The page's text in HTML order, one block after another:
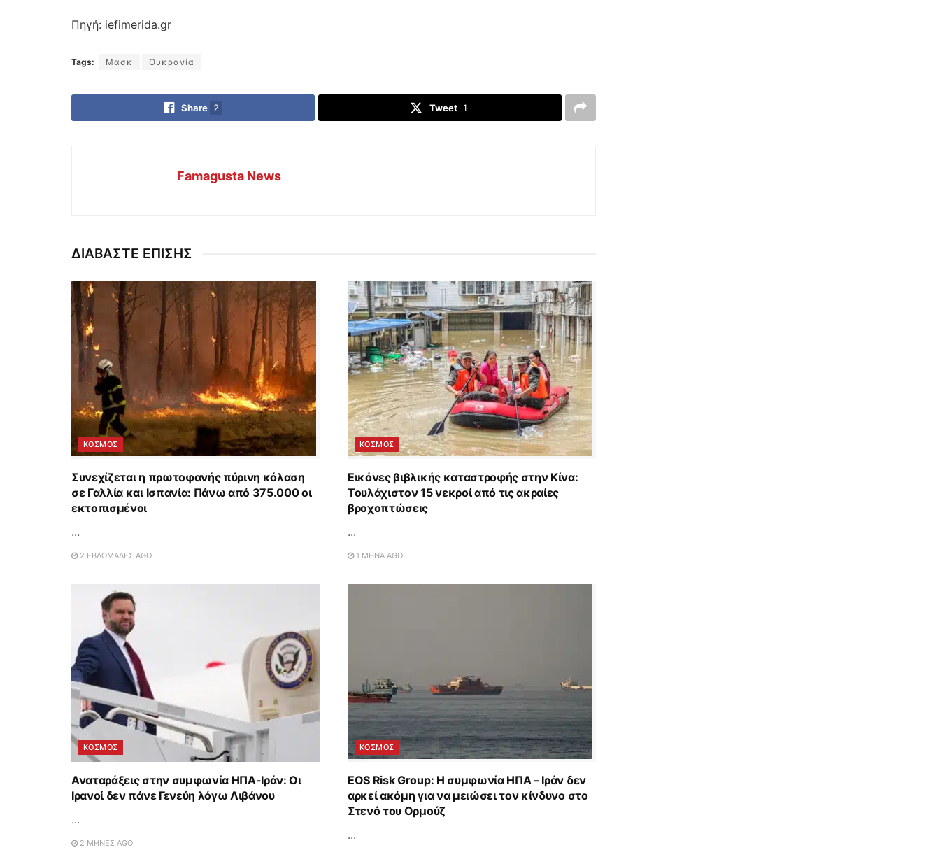
Πηγή: iefimerida.gr
Tags: Μασκ Ουκρανία
Share 2 Tweet 1
Famagusta News
ΔΙΑΒΑΣΤΕ ΕΠΙΣΗΣ
ΚΟΣΜΟΣ
Συνεχίζεται η πρωτοφανής πύρινη κόλαση
σε Γαλλία και Ισπανία: Πάνω από 375.000 οι
εκτοπισμένοι
...
2 ΕΒΔΟΜΆΔΕΣ AGO
ΚΟΣΜΟΣ
Εικόνες βιβλικής καταστροφής στην Κίνα:
Τουλάχιστον 15 νεκροί από τις ακραίες
βροχοπτώσεις
...
1 ΜΉΝΑ AGO
ΚΟΣΜΟΣ
Αναταράξεις στην συμφωνία ΗΠΑ-Ιράν: Οι
Ιρανοί δεν πάνε Γενεύη λόγω Λιβάνου
...
2 ΜΉΝΕΣ AGO
ΚΟΣΜΟΣ
EOS Risk Group: Η συμφωνία ΗΠΑ – Ιράν δεν
αρκεί ακόμη για να μειώσει τον κίνδυνο στο
Στενό του Ορμούζ
...